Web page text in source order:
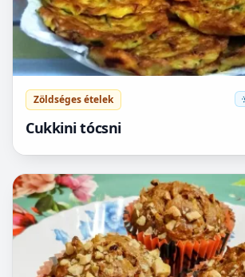
Zöldséges ételek
Cukkini tócsni